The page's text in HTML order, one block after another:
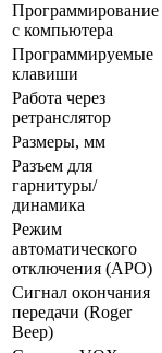
Программирование
с компьютера
Программируемые
клавиши
Работа через
ретранслятор
Размеры, мм
Разъем для
гарнитуры/
динамика
Режим
автоматического
отключения (АРО)
Сигнал окончания
передачи (Roger
Beep)